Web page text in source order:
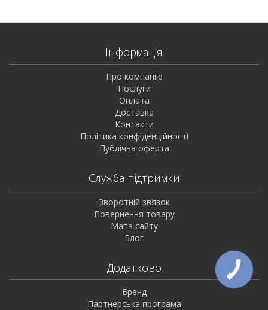
Інформація
Про компанію
Послуги
Оплата
Доставка
Контакти
Політика конфіденційності
Публічна оферта
Служба підтримки
Зворотній звязок
Повернення товару
Мапа сайту
Блог
Додатково
Бренд
Партнерська програма